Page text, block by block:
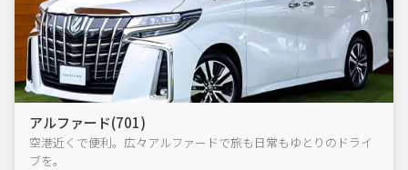
アルファード(701)
空港近くで便利。広々アルファードで旅も日常もゆとりのドライ
ブを。